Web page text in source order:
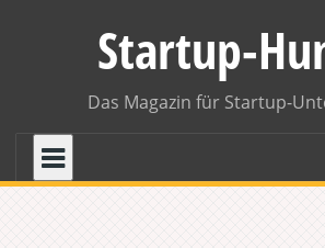
Startup-
Das Magazin für Startup-